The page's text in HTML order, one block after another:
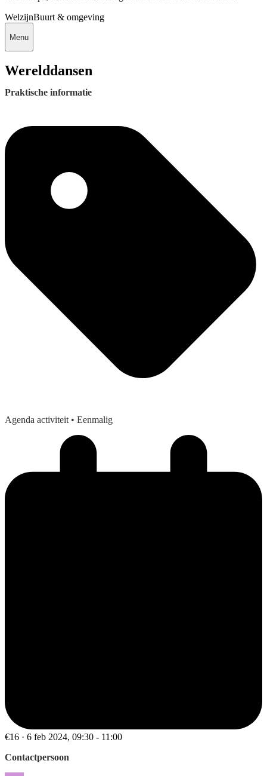
WelzijnBuurt & omgeving
Menu
Werelddansen
Praktische informatie
Agenda activiteit • Eenmalig
€16 · 6 feb 2024, 09:30 - 11:00
Contactpersoon